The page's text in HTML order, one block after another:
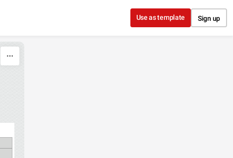
Use as template Sign up